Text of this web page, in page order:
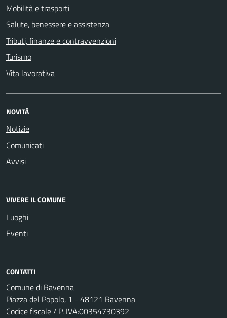
Mobilità e trasporti
Salute, benessere e assistenza
Tributi, finanze e contravvenzioni
Turismo
Vita lavorativa
NOVITÀ
Notizie
Comunicati
Avvisi
VIVERE IL COMUNE
Luoghi
Eventi
CONTATTI
Comune di Ravenna
Piazza del Popolo, 1 - 48121 Ravenna
Codice fiscale / P. IVA:00354730392